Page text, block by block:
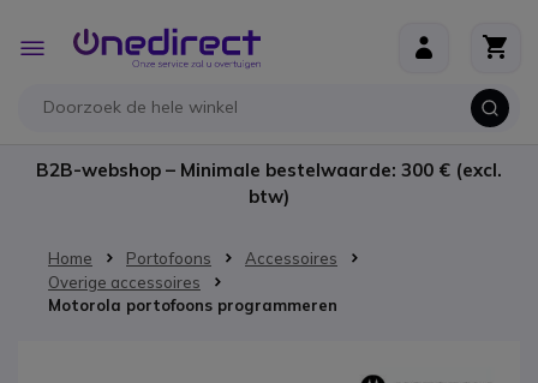
Toggle
Nav
B2B-webshop – Minimale bestelwaarde: 300 € (excl.
btw)
Home Portofoons
Accessoires
Overige accessoires
Motorola portofoons programmeren